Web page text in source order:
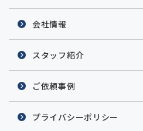
会社情報
スタッフ紹介
ご依頼事例
プライバシーポリシー